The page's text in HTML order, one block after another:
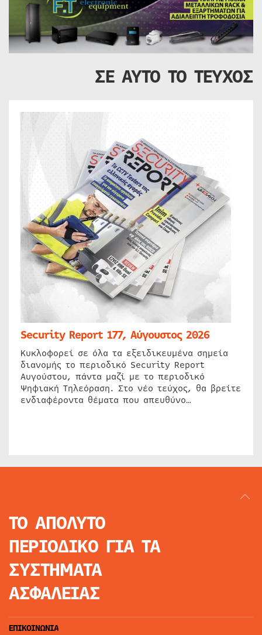
ΣΕ ΑΥΤΟ ΤΟ ΤΕΥΧΟΣ
Security Report 177, Αύγουστος 2026
Κυκλοφορεί σε όλα τα εξειδικευμένα σημεία
διανομής το περιοδικό Security Report
Αυγούστου, πάντα μαζί με το περιοδικό
Ψηφιακή Τηλεόραση. Στο νέο τεύχος, θα βρείτε
ενδιαφέροντα θέματα που απευθύνο…
ΤΟ ΑΠΟΛΥΤΟ
ΠΕΡΙΟΔΙΚΟ ΓΙΑ ΤΑ
ΣΥΣΤΗΜΑΤΑ
ΑΣΦΑΛΕΙΑΣ
ΕΠΙΚΟΙΝΩΝΙΑ